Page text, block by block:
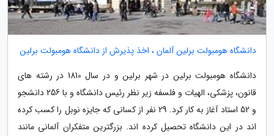
دانشگاه هومبولت برلین آلمان ، اخذ پذیرش از دانشگاه هومبولت برلین
دانشگاه هومبولت برلین در شهر برلین و در سال 1810 در رشته های
قانون، پزشکی، الهیات و فلسفه زیر نظر رئیس دانشگاه و با 256 دانشجو
و 52 استاد آغاز به کار کرد. 29 نفر از کسانی که جایزه نوبل را کسب کرده
اند در این دانشگاه تحصیل کرده اند. بزرگترین متفکران آلمانی مانند